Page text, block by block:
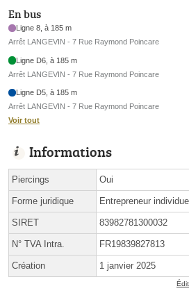
En bus
Ligne 8, à 185 m
Arrêt LANGEVIN - 7 Rue Raymond Poincare
Ligne D6, à 185 m
Arrêt LANGEVIN - 7 Rue Raymond Poincare
Ligne D5, à 185 m
Arrêt LANGEVIN - 7 Rue Raymond Poincare
Voir tout
Informations
Piercings Oui
Forme juridique Entrepreneur individuel
SIRET 83982781300032
N° TVA Intra. FR19839827813
Création 1 janvier 2025